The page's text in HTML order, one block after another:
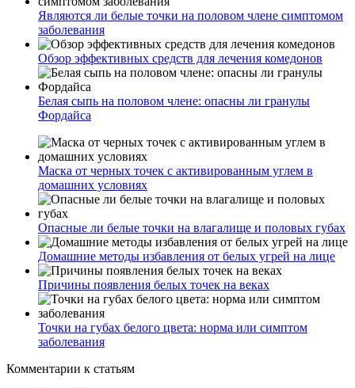
Являются ли белые точки на половом члене симптомом
заболевания
Обзор эффективных средств для лечения комедонов
Белая сыпь на половом члене: опасны ли гранулы
Фордайса
Маска от черных точек с активированным углем в
домашних условиях
Опасные ли белые точки на влагалище и половых губах
Домашние методы избавления от белых угрей на лице
Причины появления белых точек на веках
Точки на губах белого цвета: норма или симптом
заболевания
Комментарии к статьям